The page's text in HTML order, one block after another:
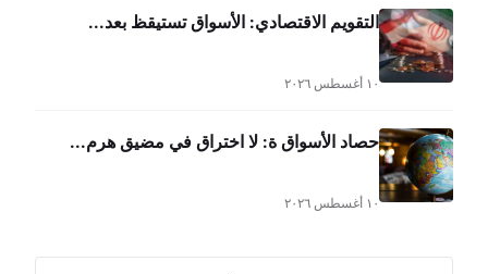
التقويم الاقتصادي: الأسواق تستيقظ بعد...
١٠ أغسطس ٢٠٢٦
حصاد الأسواق ة: لا اختراق في مضيق هرم...
١٠ أغسطس ٢٠٢٦